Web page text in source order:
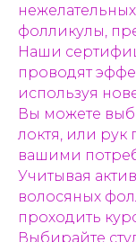
фолликулы,
Наши
проводят
используя
Вы можете
локтя, или рук
вашими
Учитывая
волосяных
проходить
Выбирайте